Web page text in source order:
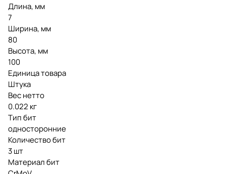
Длина, мм
7
Ширина, мм
80
Высота, мм
100
Единица товара
Штука
Вес нетто
0.022 кг
Тип бит
односторонние
Количество бит
3 шт
Материал бит